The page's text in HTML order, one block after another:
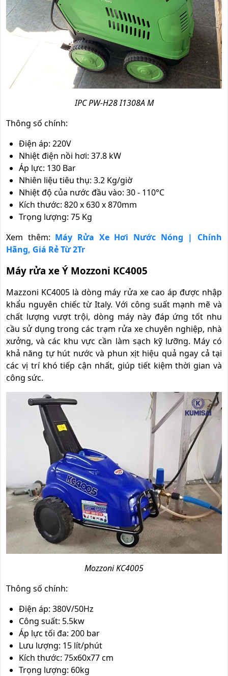
IPC PW-H28 I1308A M
Thông số chính:
Điện áp: 220V
Nhiệt điện nồi hơi: 37.8 kW
Áp lực: 130 Bar
Nhiên liệu tiêu thụ: 3.2 Kg/giờ
Nhiệt độ của nước đầu vào: 30 - 110°C
Kích thước: 820 x 630 x 870mm
Trọng lượng: 75 Kg
Xem thêm: Máy Rửa Xe Hơi Nước Nóng | Chính
Hãng, Giá Rẻ Từ 2Tr
Máy rửa xe Ý Mozzoni KC4005
Mazzoni KC4005 là dòng máy rửa xe cao áp được nhập
khẩu nguyên chiếc từ Italy. Với công suất mạnh mẽ và
chất lượng vượt trội, dòng máy này đáp ứng tốt nhu
cầu sử dụng trong các trạm rửa xe chuyên nghiệp, nhà
xưởng, và các khu vực cần làm sạch kỹ lưỡng. Máy có
khả năng tự hút nước và phun xịt hiệu quả ngay cả tại
các vị trí khó tiếp cận nhất, giúp tiết kiệm thời gian và
công sức.
Mozzoni KC4005
Thông số chính:
Điện áp: 380V/50Hz
Công suất: 5.5kw
Áp lực tối đa: 200 bar
Lưu lượng: 15 lít/phút
Kích thước: 75x60x77 cm
Trọng lượng: 60kg